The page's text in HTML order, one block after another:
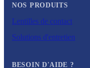
NOS PRODUITS
Lentilles de contact
Solutions d'entretien
BESOIN D'AIDE ?